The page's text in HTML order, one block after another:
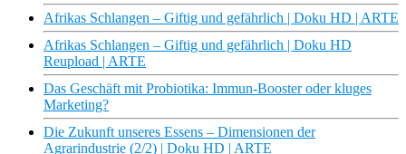
Afrikas Schlangen – Giftig und gefährlich | Doku HD | ARTE
Afrikas Schlangen – Giftig und gefährlich | Doku HD
Reupload | ARTE
Das Geschäft mit Probiotika: Immun-Booster oder kluges
Marketing?
Die Zukunft unseres Essens – Dimensionen der
Agrarindustrie (2/2) | Doku HD | ARTE